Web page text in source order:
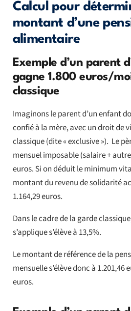
Calcul pour
montant d’une
alimentaire
Exemple d’un parent
gagne 1.800 euros/
classique
Imaginons le parent d’un enfant
confié à la mère, avec un droit de
classique (dite « exclusive »). Le
mensuel imposable (salaire +
euros. Si on déduit le minimum
montant du revenu de solidarité
1.164,29 euros.
Dans le cadre de la garde
s’applique s’élève à 13,5%.
Le montant de référence de la
mensuelle s’élève donc à 1.201,46
euros.